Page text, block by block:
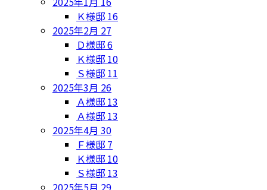
Ｋ様邸 16
2025年2月 27
Ｄ様邸6
Ｋ様邸 10
Ｓ様邸 11
2025年3月 26
Ａ様邸 13
Ａ様邸 13
2025年4月 30
Ｆ様邸 7
Ｋ様邸 10
Ｓ様邸 13
2025年5月 29